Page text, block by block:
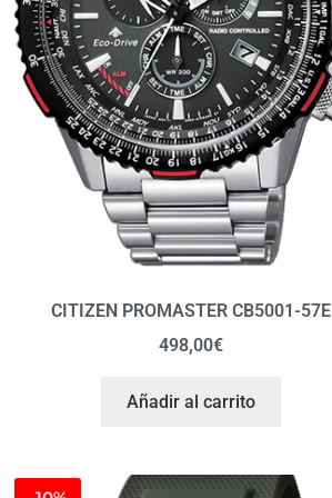
CITIZEN PROMASTER CB5001-57E
498,00€
Añadir al carrito